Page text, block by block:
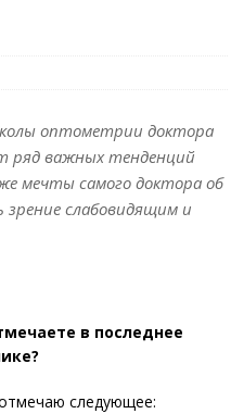
оптометрии доктора
ряд важных тенденций
мечты самого доктора об
зрение слабовидящим и
в последнее
следующее: